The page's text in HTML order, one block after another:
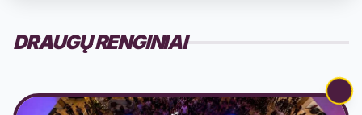
DRAUGŲ RENGINIAI